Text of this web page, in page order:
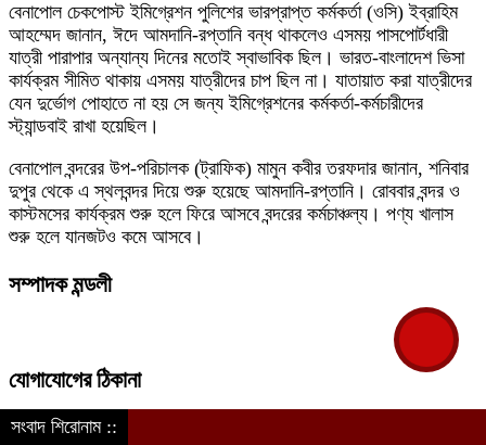
সংবাদ শিরোনাম ::
বেনাপোল চেকপোস্ট ইমিগ্রেশন পুলিশের ভারপ্রাপ্ত কর্মকর্তা (ওসি) ইব্রাহিম
আহম্মেদ জানান, ঈদে আমদানি-রপ্তানি বন্ধ থাকলেও এসময় পাসপোর্টধারী
যাত্রী পারাপার অন্যান্য দিনের মতোই স্বাভাবিক ছিল। ভারত-বাংলাদেশ ভিসা
কার্যক্রম সীমিত থাকায় এসময় যাত্রীদের চাপ ছিল না। যাতায়াত করা যাত্রীদের
যেন দুর্ভোগ পোহাতে না হয় সে জন্য ইমিগ্রেশনের কর্মকর্তা-কর্মচারীদের
স্ট্যান্ডবাই রাখা হয়েছিল।
বেনাপোল বন্দরের উপ-পরিচালক (ট্রাফিক) মামুন কবীর তরফদার জানান, শনিবার
দুপুর থেকে এ স্থলবন্দর দিয়ে শুরু হয়েছে আমদানি-রপ্তানি। রোববার বন্দর ও
কাস্টমসের কার্যক্রম শুরু হলে ফিরে আসবে বন্দরের কর্মচাঞ্চল্য। পণ্য খালাস
শুরু হলে যানজটও কমে আসবে।
সম্পাদক মন্ডলী
যোগাযোগের ঠিকানা